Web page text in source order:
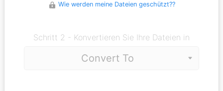
Wie werden meine Dateien geschützt??
Schritt 2 - Konvertieren Sie Ihre Dateien in